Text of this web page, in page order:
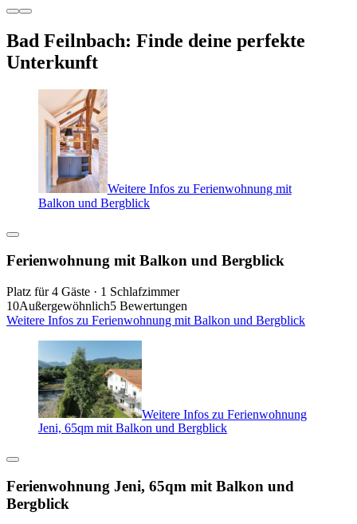
Bad Feilnbach: Finde deine perfekte
Unterkunft
Weitere Infos zu Ferienwohnung mit
Balkon und Bergblick
Ferienwohnung mit Balkon und Bergblick
Platz für 4 Gäste · 1 Schlafzimmer
10Außergewöhnlich5 Bewertungen
Weitere Infos zu Ferienwohnung mit Balkon und Bergblick
Weitere Infos zu Ferienwohnung
Jeni, 65qm mit Balkon und Bergblick
Ferienwohnung Jeni, 65qm mit Balkon und
Bergblick